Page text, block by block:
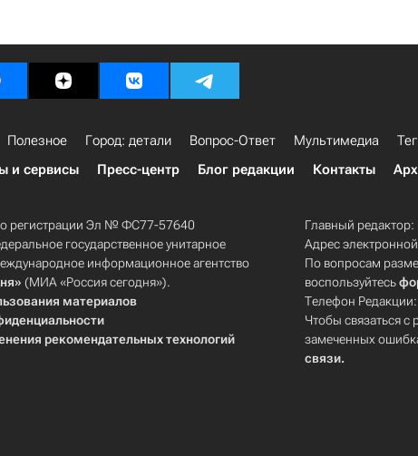
Полезное Город: детали Вопрос-Ответ Мультимедиа
и сервисы Пресс-центр Блог редакции Контакты
о регистрации Эл № ФС77-57640
государственное унитарное
информационное агентство
(МИА «Россия сегодня»).
материалов
рекомендательных технологий
Главный редактор:
Адрес
По вопросам
воспользуйтесь
Телефон
Чтобы связаться с
замеченных
связи.